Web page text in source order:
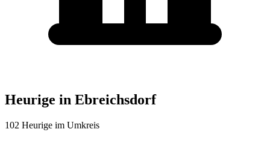
Heurige in Ebreichsdorf
102 Heurige im Umkreis